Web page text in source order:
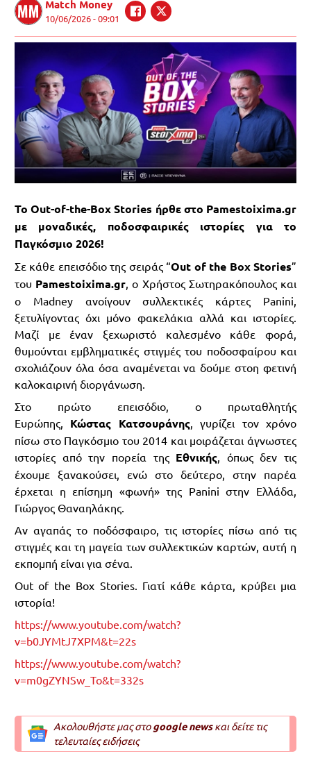
Match Money
10/06/2026 - 09:01
Το Out-of-the-Box Stories ήρθε στο Pamestoixima.gr
με μοναδικές, ποδοσφαιρικές ιστορίες για το
Παγκόσμιο 2026!
Σε κάθε επεισόδιο της σειράς “Out ofthe BoxStories”
του Pamestoixima.gr, ο Χρήστος Σωτηρακόπουλος και
ο Madney ανοίγουν συλλεκτικές κάρτες Panini,
ξετυλίγοντας όχι μόνο φακελάκια αλλά και ιστορίες.
Μαζί με έναν ξεχωριστό καλεσμένο κάθε φορά,
θυμούνται εμβληματικές στιγμές του ποδοσφαίρου και
σχολιάζουν όλα όσα αναμένεται να δούμε στοη φετινή
καλοκαιρινή διοργάνωση.
Στο πρώτο επεισόδιο, ο πρωταθλητής
Ευρώπης, Κώστας Κατσουράνης, γυρίζει τον χρόνο
πίσω στο Παγκόσμιο του 2014 και μοιράζεται άγνωστες
ιστορίες από την πορεία της Εθνικής, όπως δεν τις
έχουμε ξανακούσει, ενώ στο δεύτερο, στην παρέα
έρχεται η επίσημη «φωνή» της Panini στην Ελλάδα,
Γιώργος Θαναηλάκης.
Αν αγαπάς το ποδόσφαιρο, τις ιστορίες πίσω από τις
στιγμές και τη μαγεία των συλλεκτικών καρτών, αυτή η
εκπομπή είναι για σένα.
Out of the Box Stories. Γιατί κάθε κάρτα, κρύβει μια
ιστορία!
https://www.youtube.com/watch?
v=b0JYMtJ7XPM&t=22s
https://www.youtube.com/watch?
v=m0gZYNSw_To&t=332s
Ακολουθήστε μας στοgoogle newsκαι δείτε τις
τελευταίες ειδήσεις